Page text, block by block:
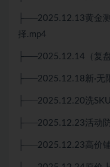
├──2025.12.13黄金
择.mp4
├──2025.12.14（复
├──2025.12.18新·无
├──2025.12.20洗
├──2025.12.23活动
├──2025.12.23高价